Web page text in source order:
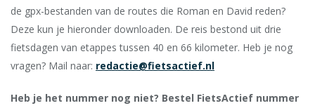
de gpx-bestanden van de routes die Roman en David reden?
Deze kun je hieronder downloaden. De reis bestond uit drie
fietsdagen van etappes tussen 40 en 66 kilometer. Heb je nog
vragen? Mail naar: redactie@fietsactief.nl
Heb je het nummer nog niet? Bestel FietsActief nummer